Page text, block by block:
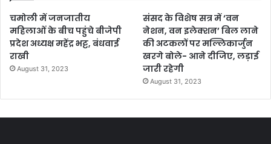
चमोली में जनजातीय
महिलाओं के बीच पहुंचे बीजेपी
प्रदेश अध्यक्ष महेंद्र भट्ट, बंधवाई
राखी
August 31, 2023
संसद के विशेष सत्र में ‘वन
नेशन, वन इलेक्शन’ बिल लाने
की अटकलों पर मल्लिकार्जुन
खरगे बोले- आने दीजिए, लड़ाई
जारी रहेगी
August 31, 2023